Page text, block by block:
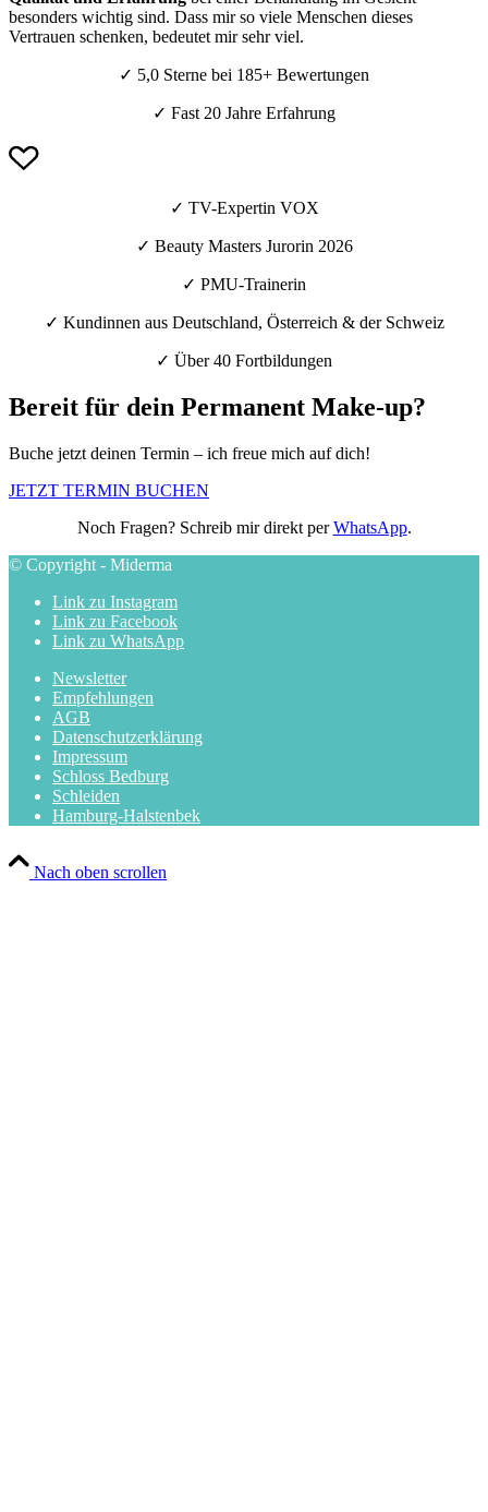
besonders wichtig sind. Dass mir so viele Menschen dieses
Vertrauen schenken, bedeutet mir sehr viel.
✓ 5,0 Sterne bei 185+ Bewertungen
✓ Fast 20 Jahre Erfahrung
✓ TV-Expertin VOX
✓ Beauty Masters Jurorin 2026
✓ PMU-Trainerin
✓ Kundinnen aus Deutschland, Österreich & der Schweiz
✓ Über 40 Fortbildungen
Bereit für dein Permanent Make-up?
Buche jetzt deinen Termin – ich freue mich auf dich!
JETZT TERMIN BUCHEN
Noch Fragen? Schreib mir direkt perWhatsApp.
© Copyright - Miderma
Link zu Instagram
Link zu Facebook
Link zu WhatsApp
Newsletter
Empfehlungen
AGB
Datenschutzerklärung
Impressum
Schloss Bedburg
Schleiden
Hamburg-Halstenbek
Nach oben scrollen